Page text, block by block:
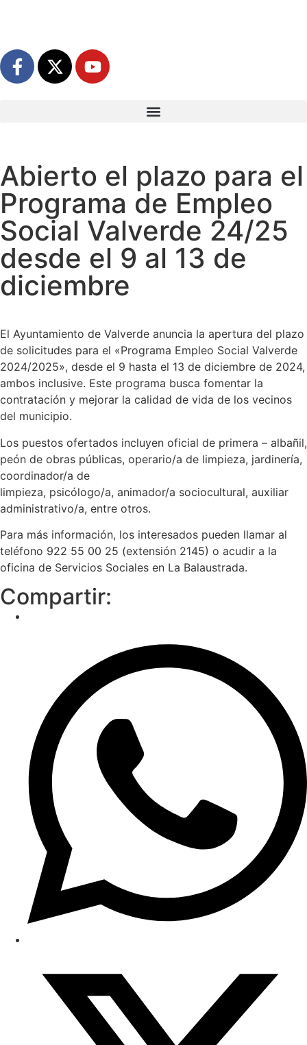
Abierto el plazo para el
Programa de Empleo
Social Valverde 24/25
desde el 9 al 13 de
diciembre
El Ayuntamiento de Valverde anuncia la apertura del plazo
de solicitudes para el «Programa Empleo Social Valverde
2024/2025», desde el 9 hasta el 13 de diciembre de 2024,
ambos inclusive. Este programa busca fomentar la
contratación y mejorar la calidad de vida de los vecinos
del municipio.
Los puestos ofertados incluyen oficial de primera – albañil,
peón de obras públicas, operario/a de limpieza, jardinería,
coordinador/a de
limpieza, psicólogo/a, animador/a sociocultural, auxiliar
administrativo/a, entre otros.
Para más información, los interesados pueden llamar al
teléfono 922 55 00 25 (extensión 2145) o acudir a la
oficina de Servicios Sociales en La Balaustrada.
Compartir: